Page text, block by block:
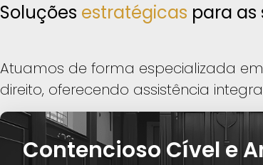
Soluções estratégicas para as
Atuamos de forma especializada
direito, oferecendo assistência
Contencioso Cível e